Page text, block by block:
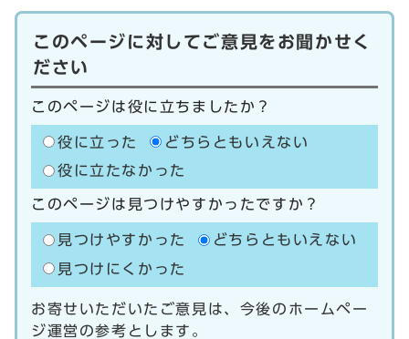
このページに対してご意見をお聞かせく
ださい
このページは役に立ちましたか？
役に立った
どちらともいえない
役に立たなかった
このページは見つけやすかったですか？
見つけやすかった
どちらともいえない
見つけにくかった
お寄せいただいたご意見は、今後のホームペー
ジ運営の参考とします。